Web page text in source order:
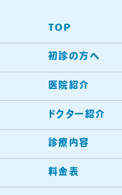
TOP
初診の方へ
医院紹介
ドクター紹介
診療内容
料金表